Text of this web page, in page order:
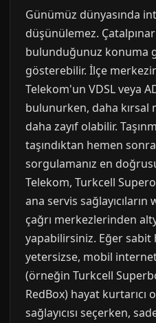
Günümüz dünyasında
düşünülemez.
bulunduğunuz konuma
gösterebilir. İlçe
Telekom'un VDSL veya
bulunurken, daha kırsal
daha zayıf olabilir.
taşındıktan hemen
sorgulamanız en
Telekom, Turkcell
ana servis
çağrı merkezlerinden
yapabilirsiniz. Eğer sabit
yetersizse, mobil
(örneğin Turkcell
RedBox) hayat kurtarıcı
sağlayıcısı seçerken,